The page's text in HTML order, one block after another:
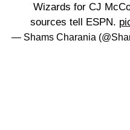
Wizards for CJ
sources tell ESPN.
— Shams Charania